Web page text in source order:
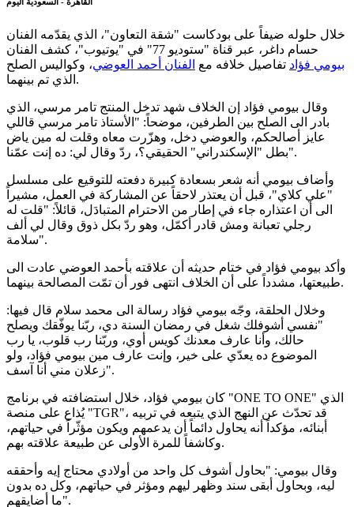
خلال حلوله ضيفاً على بودكاست "شقة التعاون"، الذي يقدّمه الفنان
حسام داغر، عبر قناة "ستوديو 77" في "يوتيوب"، كشف الفنان
بيومي فؤاد تفاصيل خلافه مع الفنان أحمد العوضي، وكواليس الصلح
الذي تم بينهما.
وقال بيومي فؤاد إن الخلاف شهد تدخل المنتج تامر مرسي، الذي
بادر الى الصلح بين الطرفين، موضحاً: "الأستاذ تامر مرسي قاللي
عايز أصالحكم، والعوضي دخل، وهزّرت معاه وقلت له مين ياض
بطل "الإسكندراني" الحقيقي؟، ردّ وقال لي: ده إنت عمّنا".
وأضاف بيومي أنه شعر بسعادة كبيرة دفعته للتوقيع على مسلسل
"علي كلاي"، قبل أن يعتذر لاحقاً عن المشاركة في العمل، مشيراً
الى أن اعتذاره جاء في إطار من الاحترام المتبادَل، قائلاً: "قلت له
رجلي تعبانة ومش قادر أكمّل، وهو ردّ بكل ذوق وقال لي ألف
سلامة".
وأكد بيومي فؤاد في ختام حديثه أن علاقته بأحمد العوضي عادت الى
طبيعتها، مشدداً على أن الخلاف انتهى فور أن تمّت المصالحة بينهما.
وخلال الحلقة، وجّه بيومي فؤاد رسالة الى محمد سلام قال فيها:
"نفسي أشوفلك شغل في رمضان السنة دي، ربّنا يوفّقك ويصلح
حالك، وأنا عارف معدنك كويس أوي، وربّنا رب قلوب، يا رب
الموضوع ده يعدّي على خير، وإنت عارف مين بيومي فؤاد، ولو
زعلان مني أنا آسف".
كان بيومي فؤاد، خلال استضافته في برنامج "ONE TO ONE" الذي
يُذاع على منصة "TGR"، قد تحدّث عن النهج الذي يتبعه في تربيه
أبنائه، مؤكداً أنه يحاول دائماً أن يدعمهم ويكون مؤثّراً في حياتهم،
وكاشفاً للمرة الأولى عن طبيعة علاقته بهم.
وقال بيومي: "بحاول أشوف كل واحد من أولادي محتاج إيه وأحققه
ليه، وبحاول أبقى سند وظهر ليهم ومؤثر في حياتهم، وكل ده بدون
ما أضايقهم".